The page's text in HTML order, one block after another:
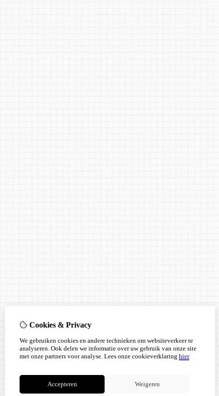
Cookies & Privacy
We gebruiken cookies en andere technieken om websiteverkeer te
analyseren. Ook delen we informatie over uw gebruik van onze site
met onze partners voor analyse. Lees onze cookieverklaring hier
Accepteren Weigeren